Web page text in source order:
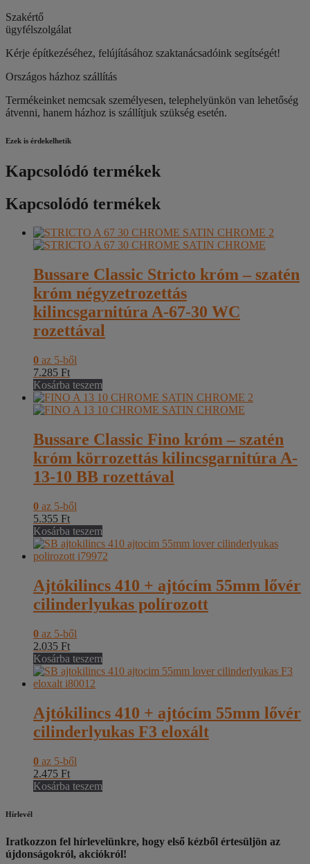
Szakértő
ügyfélszolgálat
Kérje építkezéséhez, felújításához szaktanácsadóink segítségét!
Országos házhoz szállítás
Termékeinket nemcsak személyesen, telephelyünkön van lehetőség
átvenni, hanem házhoz is szállítjuk szükség esetén.
Ezek is érdekelhetik
Kapcsolódó termékek
Kapcsolódó termékek
Bussare Classic Stricto króm – szatén
króm négyzetrozettás
kilincsgarnitúra A-67-30 WC
rozettával
0 az 5-ből
7.285 Ft
Kosárba teszem
Bussare Classic Fino króm – szatén
króm körrozettás kilincsgarnitúra A-
13-10 BB rozettával
0 az 5-ből
5.355 Ft
Kosárba teszem
Ajtókilincs 410 + ajtócím 55mm lővér
cilinderlyukas polírozott
0 az 5-ből
2.035 Ft
Kosárba teszem
Ajtókilincs 410 + ajtócím 55mm lővér
cilinderlyukas F3 eloxált
0 az 5-ből
2.475 Ft
Kosárba teszem
Hírlevél
Iratkozzon fel hírlevelünkre, hogy első kézből értesüljön az
újdonságokról, akciókról!